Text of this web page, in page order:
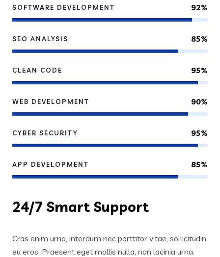
SOFTWARE DEVELOPMENT 92%
SEO ANALYSIS 85%
CLEAN CODE 95%
WEB DEVELOPMENT 90%
CYBER SECURITY 95%
APP DEVELOPMENT 85%
24/7 Smart Support
Cras enim urna, interdum nec porttitor vitae, sollicitudin
eu eros. Praesent eget mollis nulla, non lacinia urna.